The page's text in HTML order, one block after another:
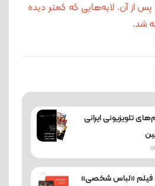
از آن. لایه‌هایی که کمتر دیده
شد.
تلویزیونی ایرانی
فیلم «لباس شخصی»